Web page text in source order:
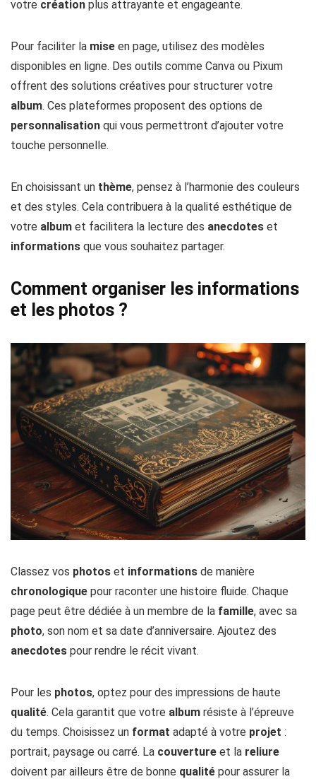
votre création plus attrayante et engageante.
Pour faciliter la mise en page, utilisez des modèles
disponibles en ligne. Des outils comme Canva ou Pixum
offrent des solutions créatives pour structurer votre
album. Ces plateformes proposent des options de
personnalisation qui vous permettront d’ajouter votre
touche personnelle.
En choisissant un thème, pensez à l’harmonie des couleurs
et des styles. Cela contribuera à la qualité esthétique de
votre album et facilitera la lecture des anecdotes et
informations que vous souhaitez partager.
Comment organiser les informations
et les photos ?
Classez vos photos et informations de manière
chronologique pour raconter une histoire fluide. Chaque
page peut être dédiée à un membre de la famille, avec sa
photo, son nom et sa date d’anniversaire. Ajoutez des
anecdotes pour rendre le récit vivant.
Pour les photos, optez pour des impressions de haute
qualité. Cela garantit que votre album résiste à l’épreuve
du temps. Choisissez un format adapté à votre projet :
portrait, paysage ou carré. La couverture et la reliure
doivent par ailleurs être de bonne qualité pour assurer la